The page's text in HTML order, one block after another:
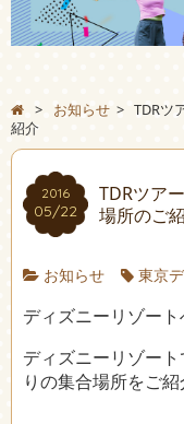
> お知らせ > TDRツ
紹介
2016
05/22
TDRツア
場所のご
お知らせ
東京
ディズニーリゾー
ディズニーリゾー
りの集合場所をご紹